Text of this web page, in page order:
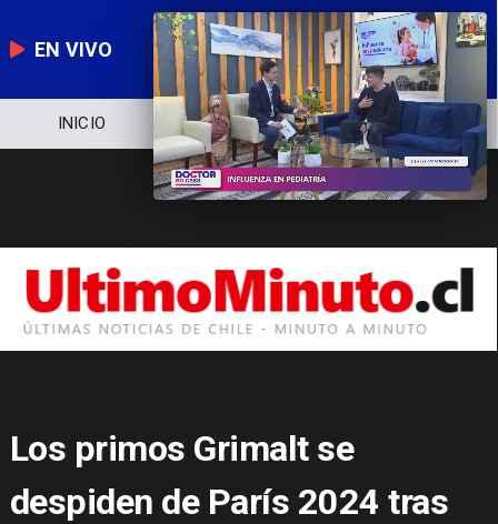
EN VIVO
NOTICIERO POLÍTICA ECONOMÍA
Los primos Grimalt se
despiden de París 2024 tras